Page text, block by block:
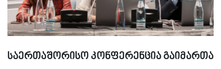
საერთაშორისო კონფერენცია გაიმართა